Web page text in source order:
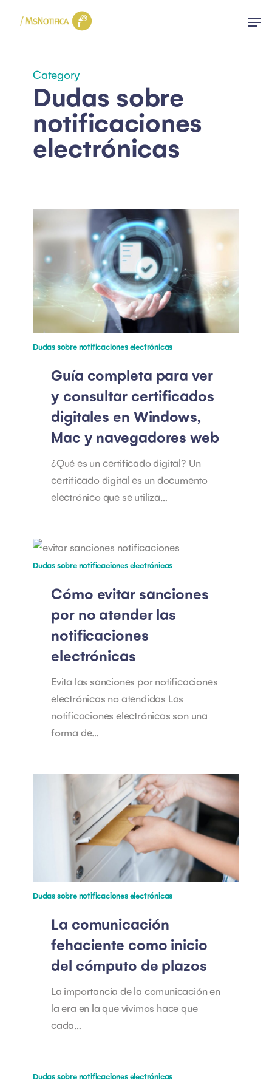
Menu
Category
Dudas sobre
notificaciones
electrónicas
Dudas sobre notificaciones electrónicas
Guía completa para ver
y consultar certificados
digitales en Windows,
Mac y navegadores web
¿Qué es un certificado digital? Un
certificado digital es un documento
electrónico que se utiliza…
Dudas sobre notificaciones electrónicas
Cómo evitar sanciones
por no atender las
notificaciones
electrónicas
Evita las sanciones por notificaciones
electrónicas no atendidas Las
notificaciones electrónicas son una
forma de…
Dudas sobre notificaciones electrónicas
La comunicación
fehaciente como inicio
del cómputo de plazos
La importancia de la comunicación en
la era en la que vivimos hace que
cada…
Dudas sobre notificaciones electrónicas